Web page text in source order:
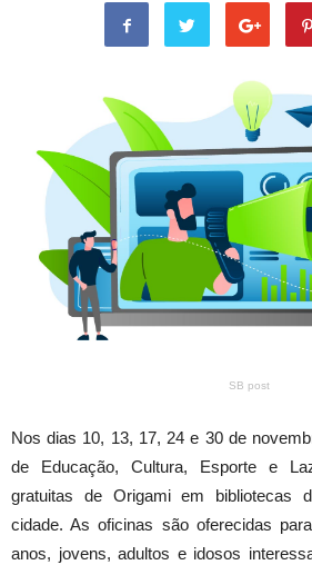
SB post
Nos dias 10, 13, 17, 24 e 30 de
de Educação, Cultura, Esporte e
gratuitas de Origami em bibliotecas
cidade. As oficinas são oferecidas
anos, jovens, adultos e idosos